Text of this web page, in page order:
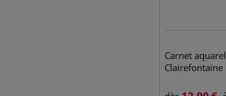
Carnet
Clairefontaine